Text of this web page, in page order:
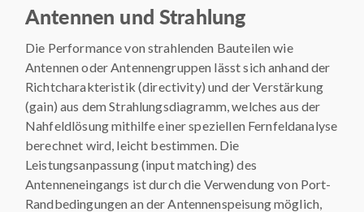
Antennen und Strahlung
Die Performance von strahlenden Bauteilen wie
Antennen oder Antennengruppen lässt sich anhand der
Richtcharakteristik (directivity) und der Verstärkung
(gain) aus dem Strahlungsdiagramm, welches aus der
Nahfeldlösung mithilfe einer speziellen Fernfeldanalyse
berechnet wird, leicht bestimmen. Die
Leistungsanpassung (input matching) des
Antenneneingangs ist durch die Verwendung von Port-
Randbedingungen an der Antennenspeisung möglich,